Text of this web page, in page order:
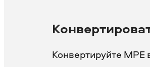
Конвертируйте MPE